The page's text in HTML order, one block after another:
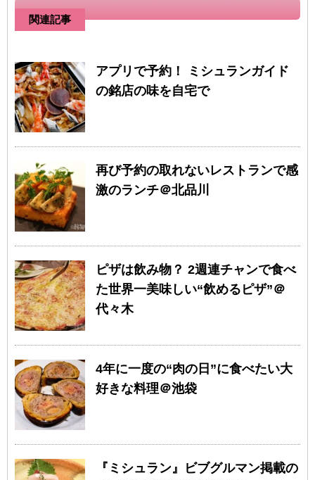
関連記事
アプリで予約！ ミシュランガイド
の銘店の味を自宅で
再び予約の取れないレストランで感
激のランチ＠北品川
ピザは飲み物？ 2週連チャンで食べ
た世界一美味しい“飲めるピザ”＠
代々木
4年に一度の“肉の日”に食べたい大
好きな料理＠池袋
『ミシュラン』ビブグルマン掲載の